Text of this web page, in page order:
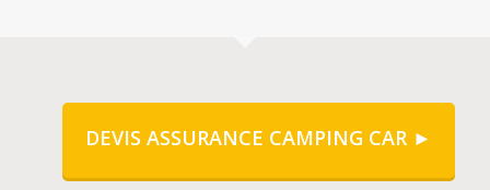
DEVIS ASSURANCE CAMPING CAR ►